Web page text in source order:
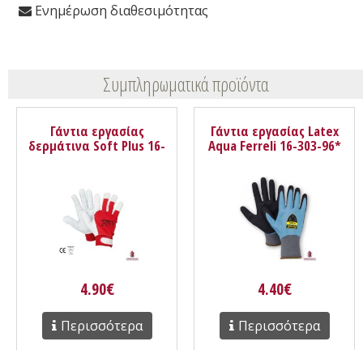
Ενημέρωση διαθεσιμότητας
Συμπληρωματικά προϊόντα
Γάντια εργασίας
δερμάτινα Soft Plus 16-
4.90€
Περισσότερα
Γάντια εργασίας Latex
Aqua Ferreli 16-303-96*
4.40€
Περισσότερα